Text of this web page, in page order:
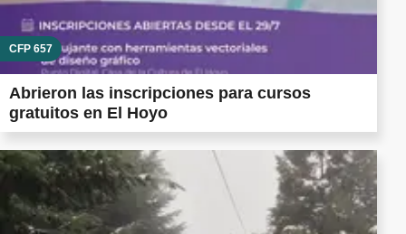
CFP 657
Abrieron las inscripciones para cursos
gratuitos en El Hoyo